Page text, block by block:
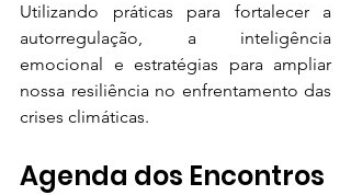
Utilizando práticas para fortalecer a
autorregulação, a inteligência
emocional e estratégias para ampliar
nossa resiliência no enfrentamento das
crises climáticas.
Agenda dos Encontros